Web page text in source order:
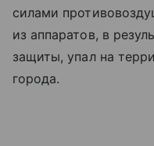
силами
из аппаратов, в
защиты, упал на
города.